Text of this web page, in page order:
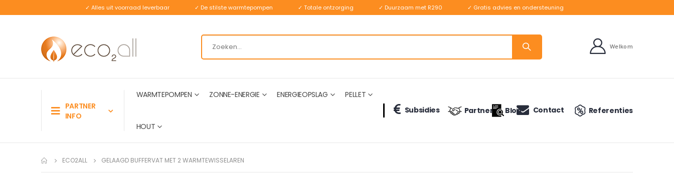
✓ Alles uit voorraad leverbaar ✓ De stilste warmtepompen ✓ Totale ontzorging ✓ Duurzaam met R290 ✓ Gratis advies en ondersteuning
Welkom
PARTNER
INFO
WARMTEPOMPEN ZONNE-ENERGIE ENERGIEOPSLAG PELLET
HOUT
Subsidies Partners Blog Contact Referenties
ECO2ALL GELAAGD BUFFERVAT MET 2 WARMTEWISSELAREN